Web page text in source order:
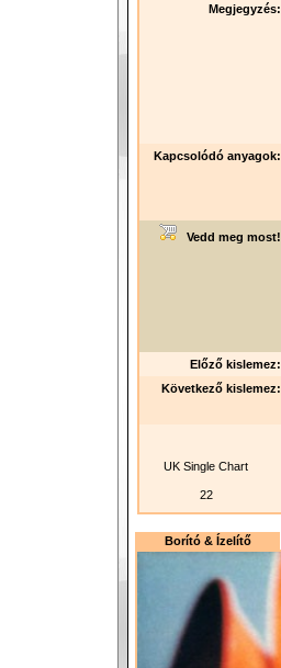
Megjegyzés:
Kapcsolódó anyagok:
Vedd meg most!
Előző kislemez:
Következő kislemez:
UK Single Chart
22
Borító & Ízelítő